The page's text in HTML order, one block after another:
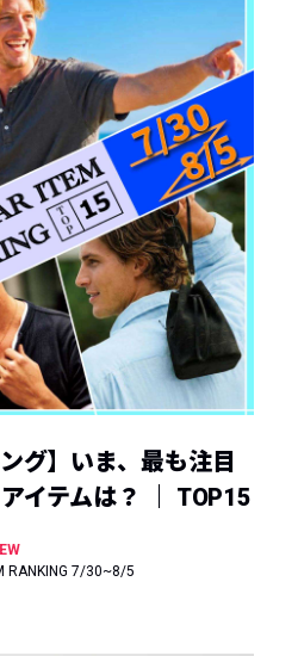
ング】いま、最も注目
イテムは？ ｜ TOP15
RANKING 7/30~8/5